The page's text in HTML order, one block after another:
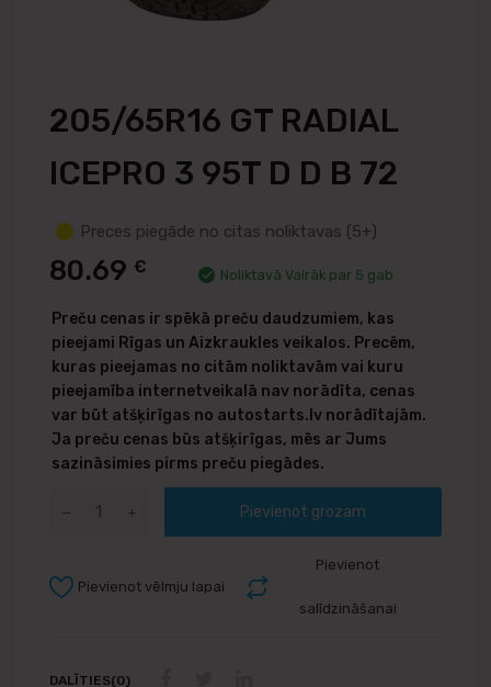
205/65R16 GT RADIAL
ICEPRO 3 95T D D B 72
Preces piegāde no citas noliktavas (5+)
80.69 € Noliktavā Vairāk par 5 gab
Preču cenas ir spēkā preču daudzumiem, kas
pieejami Rīgas un Aizkraukles veikalos. Precēm,
kuras pieejamas no citām noliktavām vai kuru
pieejamība internetveikalā nav norādīta, cenas
var būt atšķirīgas no autostarts.lv norādītajām.
Ja preču cenas būs atšķirīgas, mēs ar Jums
sazināsimies pirms preču piegādes.
Pievienot grozam
Pievienot
salīdzināšanai
Pievienot vēlmju lapai
DALĪTIES(0)